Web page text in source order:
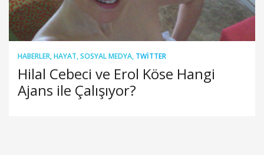
HABERLER,HAYAT,SOSYAL MEDYA, TWITTER
Hilal Cebeci ve Erol Köse Hangi
Ajans ile Çalışıyor?